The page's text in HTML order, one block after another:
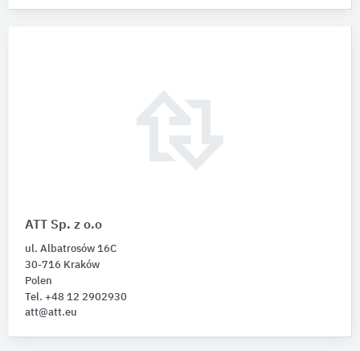
ATT Sp. z o.o
ul. Albatrosów 16C
30-716 Kraków
Polen
Tel. +48 12 2902930
att@att.eu